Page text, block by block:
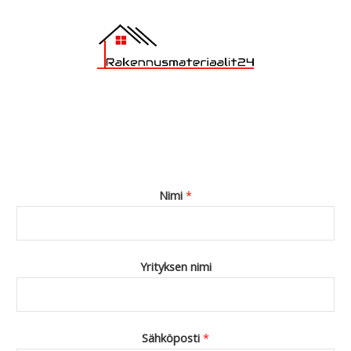
Nimi *
Yrityksen nimi
Sähköposti *